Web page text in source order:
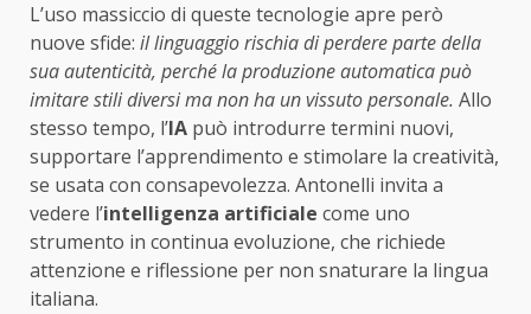
L’uso massiccio di queste tecnologie apre però
nuove sfide: il linguaggio rischia di perdere parte della
sua autenticità, perché la produzione automatica può
imitare stili diversi ma non ha un vissuto personale. Allo
stesso tempo, l’IA può introdurre termini nuovi,
supportare l’apprendimento e stimolare la creatività,
se usata con consapevolezza. Antonelli invita a
vedere l’intelligenza artificiale come uno
strumento in continua evoluzione, che richiede
attenzione e riflessione per non snaturare la lingua
italiana.